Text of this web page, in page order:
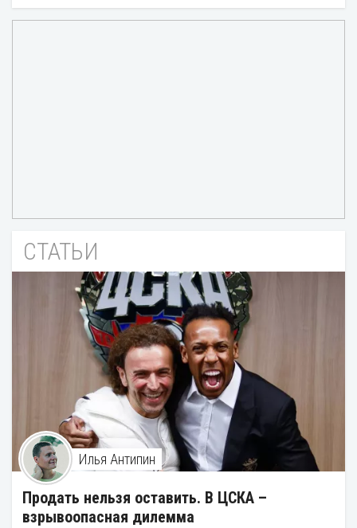
СТАТЬИ
Илья Антипин
Продать нельзя оставить. В ЦСКА –
взрывоопасная дилемма